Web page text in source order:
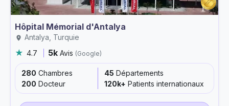
Hôpital Mémorial d'Antalya
Antalya, Turquie
4.7
5kAvis (Google)
280 Chambres 45 Départements
200 Docteur 120k+ Patients internationaux